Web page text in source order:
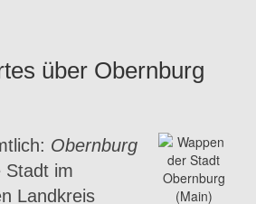
über Obernburg
Obernburg
Stadt im
Landkreis